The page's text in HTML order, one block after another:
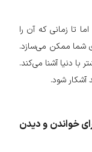
تا زمانی که آن را
شما ممکن می‌سازد.
با دنیا آشنا می‌کند.
شود.
خواندن و دیدن